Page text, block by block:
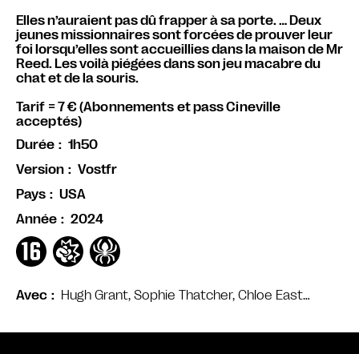
Avec Hugh Grant, Sophie Thatcher, Chloe East…
Elles n’auraient pas dû frapper à sa porte. … Deux
jeunes missionnaires sont forcées de prouver leur
foi lorsqu’elles sont accueillies dans la maison de Mr
Reed. Les voilà piégées dans son jeu macabre du
chat et de la souris.
Tarif = 7 € (Abonnements et pass Cineville
acceptés)
Durée
1h50
Version
Vostfr
Pays
USA
Année
2024